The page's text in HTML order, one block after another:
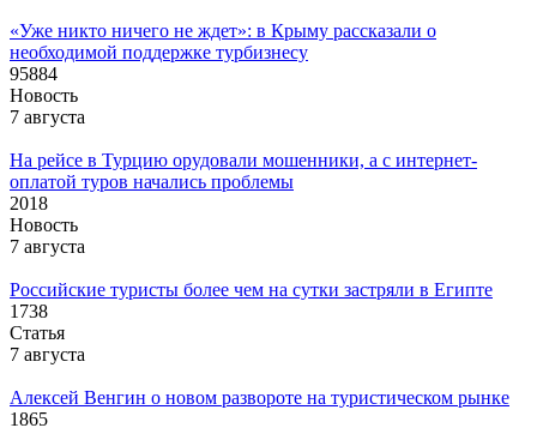
«Уже никто ничего не ждет»: в Крыму рассказали о
необходимой поддержке турбизнесу
95884
Новость
7 августа
На рейсе в Турцию орудовали мошенники, а с интернет-
оплатой туров начались проблемы
2018
Новость
7 августа
Российские туристы более чем на сутки застряли в Египте
1738
Статья
7 августа
Алексей Венгин о новом развороте на туристическом рынке
1865